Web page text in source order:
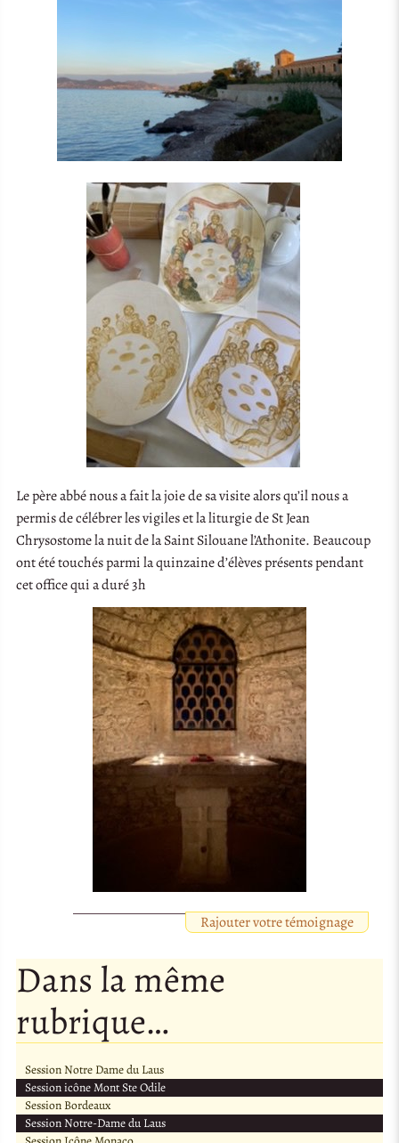
Le père abbé nous a fait la joie de sa visite alors qu’il nous a
permis de célébrer les vigiles et la liturgie de St Jean
Chrysostome la nuit de la Saint Silouane l’Athonite. Beaucoup
ont été touchés parmi la quinzaine d’élèves présents pendant
cet office qui a duré 3h
Rajouter votre témoignage
Dans la même
rubrique…
Session Notre Dame du Laus
Session icône Mont Ste Odile
Session Bordeaux
Session Notre-Dame du Laus